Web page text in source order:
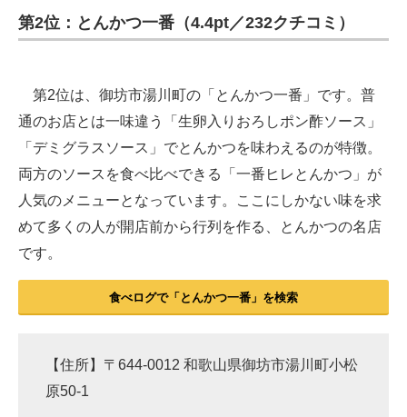
第2位：とんかつ一番（4.4pt／232クチコミ）
第2位は、御坊市湯川町の「とんかつ一番」です。普
通のお店とは一味違う「生卵入りおろしポン酢ソース」
「デミグラスソース」でとんかつを味わえるのが特徴。
両方のソースを食べ比べできる「一番ヒレとんかつ」が
人気のメニューとなっています。ここにしかない味を求
めて多くの人が開店前から行列を作る、とんかつの名店
です。
食べログで「とんかつ一番」を検索
【住所】〒644-0012 和歌山県御坊市湯川町小松
原50-1